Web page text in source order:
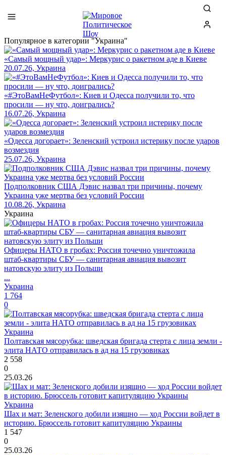
Популярное в категории "Украина"
«Самый мощный удар»: Меркурис о ракетном аде в Киеве
20.07.26, Украина
«#ЭтоВамНеФутбол»: Киев и Одесса получили то, что
просили — ну что, доигрались?
16.07.26, Украина
«Одесса догорает»: Зеленский устроил истерику после ударов
возмездия
25.07.26, Украина
Подполковник США Дэвис назвал три причины, почему
Украина уже мертва без условий России
10.08.26, Украина
Украина
Офицеры НАТО в гробах: Россия точечно уничтожила
штаб‑квартиры СБУ — санитарная авиация вывозит
натовскую элиту из Польши
...
Украина
1 764
0
Украина
Полтавская мясорубка: шведская бригада стерта с лица земли -
элита НАТО отправилась в ад на 15 грузовиках
2 558
0
25.03.26
Украина
Шах и мат: Зеленского добили изящно — ход России войдет в
историю. Брюссель готовит капитуляцию Украины
1 547
0
25.03.26